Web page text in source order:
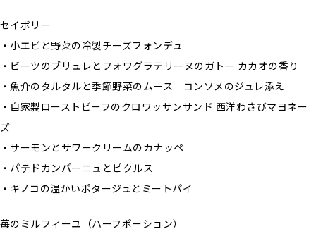
セイボリー
・小エビと野菜の冷製チーズフォンデュ
・ビーツのブリュレとフォワグラテリーヌのガトー カカオの香り
・魚介のタルタルと季節野菜のムース コンソメのジュレ添え
・自家製ローストビーフのクロワッサンサンド 西洋わさびマヨネー
ズ
・サーモンとサワークリームのカナッペ
・パテドカンパーニュとピクルス
・キノコの温かいポタージュとミートパイ
苺のミルフィーユ（ハーフポーション）